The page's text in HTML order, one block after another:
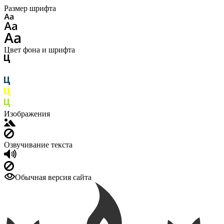
Размер шрифта
Цвет фона и шрифта
Изображения
Озвучивание текста
Обычная версия сайта